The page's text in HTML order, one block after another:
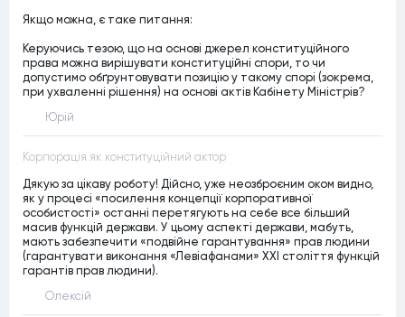
Якщо можна, є таке питання:
Керуючись тезою, що на основі джерел конституційного
права можна вирішувати конституційні спори, то чи
допустимо обґрунтовувати позицію у такому спорі (зокрема,
при ухваленні рішення) на основі актів Кабінету Міністрів?
Юрій
Корпорація як конституційний актор
Дякую за цікаву роботу! Дійсно, уже неозброєним оком видно,
як у процесі «посилення концепції корпоративної
особистості» останні перетягують на себе все більший
масив функцій держави. У цьому аспекті держави, мабуть,
мають забезпечити «подвійне гарантування» прав людини
(гарантувати виконання «Левіафанами» ХХІ століття функцій
гарантів прав людини).
Олексій